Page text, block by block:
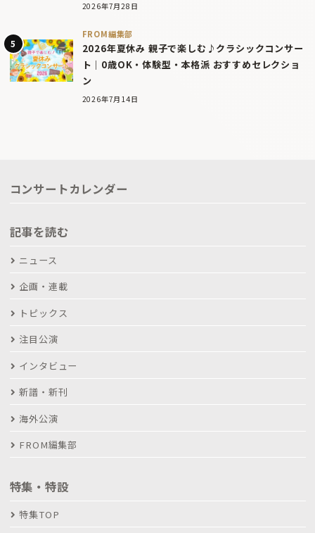
2026年7月28日
FROM編集部
2026年夏休み 親子で楽しむ♪クラシックコンサー
ト｜0歳OK・体験型・本格派 おすすめセレクショ
ン
2026年7月14日
コンサートカレンダー
記事を読む
ニュース
企画・連載
トピックス
注目公演
インタビュー
新譜・新刊
海外公演
FROM編集部
特集・特設
特集TOP